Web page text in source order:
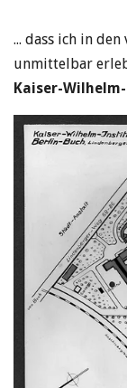
... dass ich in
unmittelbar
Kaiser-